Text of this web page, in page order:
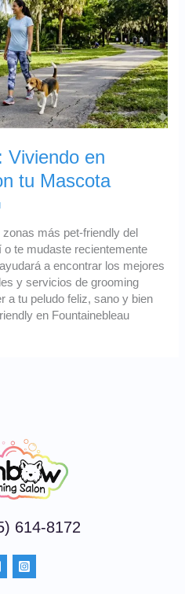
Viviendo en
tu Mascota
más pet‑friendly del
te mudaste recientemente
a encontrar los mejores
y servicios de grooming
a tu peludo feliz, sano y bien
en Fountainebleau
614-8172